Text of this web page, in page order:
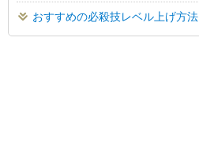
おすすめの必殺技レベル上げ方法